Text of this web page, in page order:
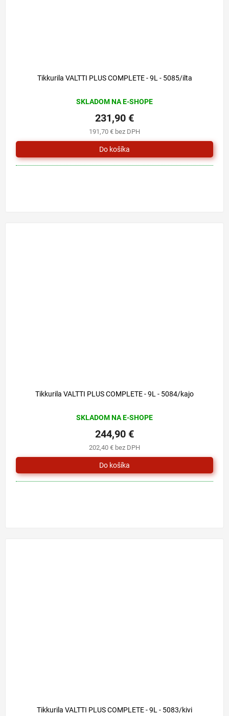
Tikkurila VALTTI PLUS COMPLETE - 9L - 5085/ilta
SKLADOM NA E-SHOPE
191,70 € bez DPH
231,90 €
Tikkurila VALTTI PLUS COMPLETE - 9L - 5084/kajo
SKLADOM NA E-SHOPE
202,40 € bez DPH
244,90 €
Tikkurila VALTTI PLUS COMPLETE - 9L - 5083/kivi